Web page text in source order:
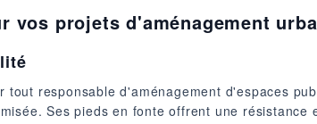
vos projets d'aménagement
responsable d'aménagement d'espaces
Ses pieds en fonte offrent une résistance